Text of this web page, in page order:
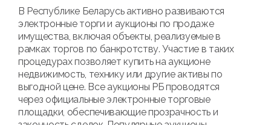
В Республике Беларусь активно развиваются
электронные торги и аукционы по продаже
имущества, включая объекты, реализуемые в
рамках торгов по банкротству. Участие в таких
процедурах позволяет купить на аукционе
недвижимость, технику или другие активы по
выгодной цене. Все аукционы РБ проводятся
через официальные электронные торговые
площадки, обеспечивающие прозрачность и